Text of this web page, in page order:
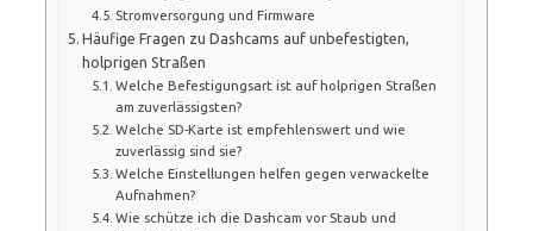
Stromversorgung und Firmware
Häufige Fragen zu Dashcams auf unbefestigten,
holprigen Straßen
Welche Befestigungsart ist auf holprigen Straßen
am zuverlässigsten?
Welche SD-Karte ist empfehlenswert und wie
zuverlässig sind sie?
Welche Einstellungen helfen gegen verwackelte
Aufnahmen?
Wie schütze ich die Dashcam vor Staub und